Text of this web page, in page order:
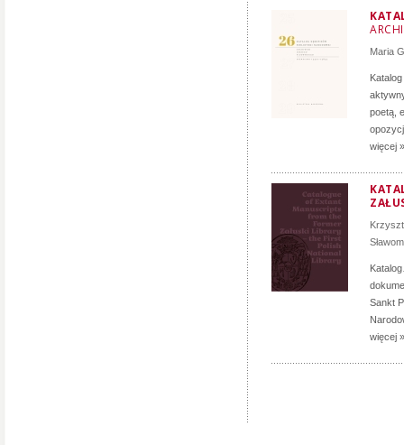
Maria
poetą,
więcej »
Sankt
więcej »